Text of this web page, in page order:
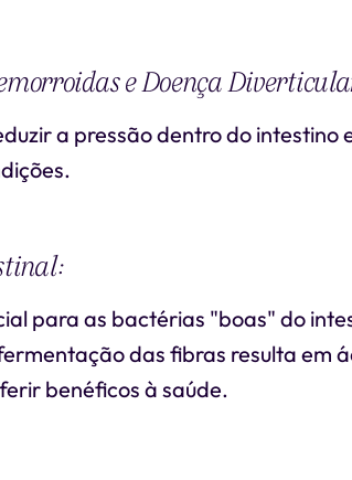
e Doença
a pressão dentro do intestino
para as bactérias "boas" do
das fibras resulta em
benéficos à saúde.